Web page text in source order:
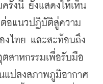
งนี้ ยังแสดงให้เห็น
อแนวปฏิบัติสู่ความ
งไทย และสะท้อนถึง
สาหกรรมเพื่อรับมือ
แปลงสภาพภูมิอากาศ